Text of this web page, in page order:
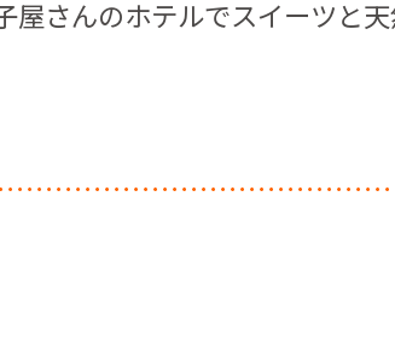
さんのホテルでスイーツと